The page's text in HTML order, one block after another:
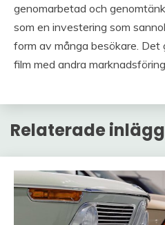
genomarbetad och
som en investering som
form av många besökare.
film med andra
Relaterade inlägg